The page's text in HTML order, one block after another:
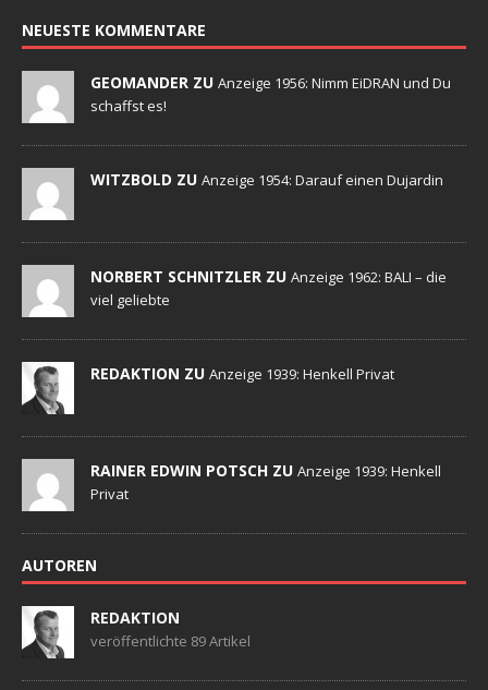
NEUESTE KOMMENTARE
GEOMANDER ZU Anzeige 1956: Nimm EiDRAN und Du
schaffst es!
WITZBOLD ZU Anzeige 1954: Darauf einen Dujardin
NORBERT SCHNITZLER ZU Anzeige 1962: BALI – die
viel geliebte
REDAKTION ZU Anzeige 1939: Henkell Privat
RAINER EDWIN POTSCH ZU Anzeige 1939: Henkell
Privat
AUTOREN
REDAKTION
veröffentlichte 89 Artikel